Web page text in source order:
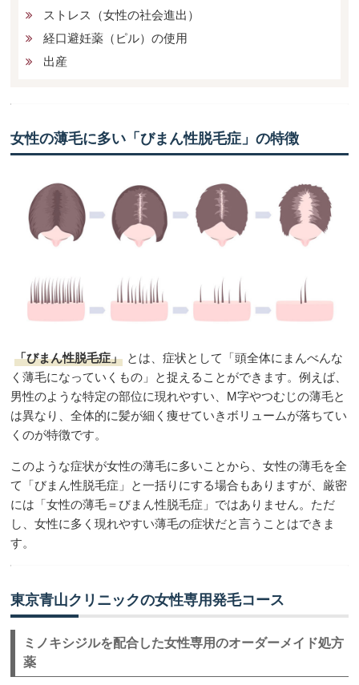
ストレス（女性の社会進出）
経口避妊薬（ピル）の使用
出産
女性の薄毛に多い「びまん性脱毛症」の特徴
「びまん性脱毛症」 とは、症状として「頭全体にまんべんな
く薄毛になっていくもの」と捉えることができます。例えば、
男性のような特定の部位に現れやすい、M字やつむじの薄毛と
は異なり、全体的に髪が細く痩せていきボリュームが落ちてい
くのが特徴です。
このような症状が女性の薄毛に多いことから、女性の薄毛を全
て「びまん性脱毛症」と一括りにする場合もありますが、厳密
には「女性の薄毛＝びまん性脱毛症」ではありません。ただ
し、女性に多く現れやすい薄毛の症状だと言うことはできま
す。
東京青山クリニックの女性専用発毛コース
ミノキシジルを配合した女性専用のオーダーメイド処方
薬